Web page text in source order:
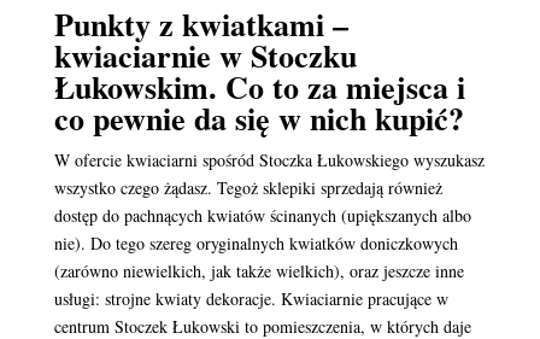
Punkty z kwiatkami –
kwiaciarnie w Stoczku
Łukowskim. Co to za miejsca i
co pewnie da się w nich kupić?
W ofercie kwiaciarni spośród Stoczka Łukowskiego wyszukasz
wszystko czego żądasz. Tegoż sklepiki sprzedają również
dostęp do pachnących kwiatów ścinanych (upiększanych albo
nie). Do tego szereg oryginalnych kwiatków doniczkowych
(zarówno niewielkich, jak także wielkich), oraz jeszcze inne
usługi: strojne kwiaty dekoracje. Kwiaciarnie pracujące w
centrum Stoczek Łukowski to pomieszczenia, w których daje